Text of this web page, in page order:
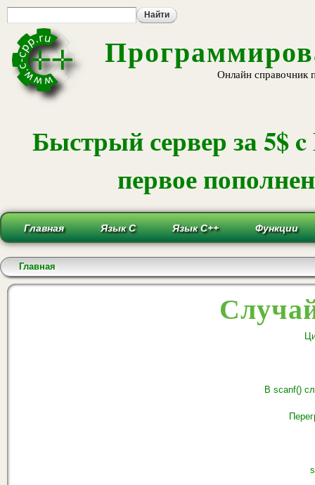
Онлайн справочник
Быстрый сервер за 5$
первое
Главная Язык С Язык С++ Функции
Вы здесь
Главная
В scanf()